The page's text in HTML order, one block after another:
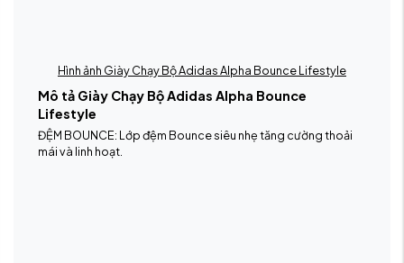
Hình ảnh Giày Chạy Bộ Adidas Alpha Bounce Lifestyle
Mô tả Giày Chạy Bộ Adidas Alpha Bounce
Lifestyle
ĐỆM BOUNCE: Lớp đệm Bounce siêu nhẹ tăng cường thoải
mái và linh hoạt.